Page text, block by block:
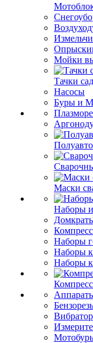
Мойки
Тачки
Насосы
Буры и
Маски
Наборы
Наборы
Наборы
Наборы